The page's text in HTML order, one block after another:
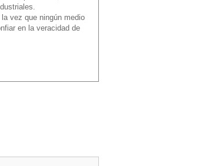
vez que ningún medio
en la veracidad de